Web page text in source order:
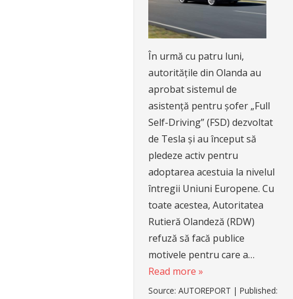
În urmă cu patru luni,
autoritățile din Olanda au
aprobat sistemul de
asistență pentru șofer „Full
Self-Driving” (FSD) dezvoltat
de Tesla și au început să
pledeze activ pentru
adoptarea acestuia la nivelul
întregii Uniuni Europene. Cu
toate acestea, Autoritatea
Rutieră Olandeză (RDW)
refuză să facă publice
motivele pentru care a…
Read more »
Source:AUTOREPORT |Published: